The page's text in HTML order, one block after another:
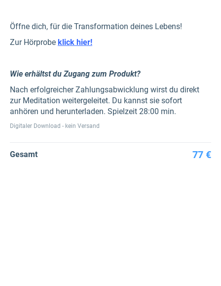
Öffne dich, für die Transformation deines Lebens!
Zur Hörprobe klick hier!
Wie erhältst du Zugang zum Produkt?
Nach erfolgreicher Zahlungsabwicklung wirst du direkt
zur Meditation weitergeleitet. Du kannst sie sofort
anhören und herunterladen. Spielzeit 28:00 min.
Digitaler Download - kein Versand
Gesamt 77 €